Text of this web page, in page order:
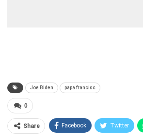
Joe Biden papa francisc
0
Share Facebook Twitter